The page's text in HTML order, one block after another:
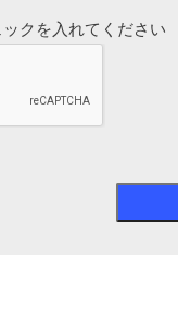
クを入れてください